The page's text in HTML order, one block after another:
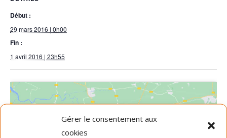
Gérer le consentement aux
cookies
Début :
29 mars 2016 | 0h00
Fin :
1 avril 2016 | 23h55